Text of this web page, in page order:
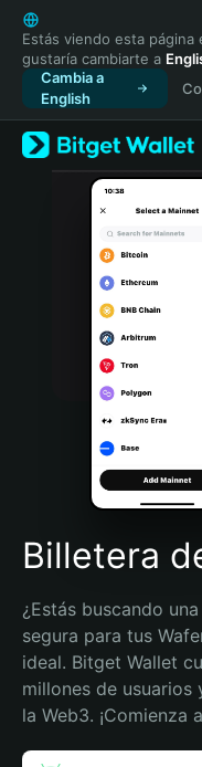
English
日本語
Tiếng Việt
Русский
Español (Latinoamérica)
Türkçe
Italiano
Português (Portugal)
Bahasa Indonesia
Português (Brasil)
Español (Argentina)
Estás viendo esta página
gustaría cambiarte a
Cambia a
English
Billetera
¿Estás buscando
segura para tus
ideal. Bitget Wallet
millones de
la Web3. ¡Comienza